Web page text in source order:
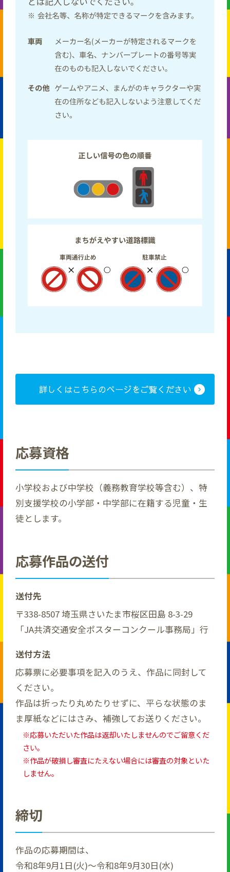
詳しくはこちらのページをご覧ください
応募資格
小学校および中学校（義務教育学校等含む）、特
別支援学校の小学部・中学部に在籍する児童・生
徒とします。
応募作品の送付
送付先
〒338-8507 埼玉県さいたま市桜区田島 8-3-29
「JA共済交通安全ポスターコンクール事務局」行
送付方法
応募票に必要事項を記入のうえ、作品に同封して
ください。
作品は折ったり丸めたりせずに、平らな状態のま
ま厚紙などにはさみ、補強してお送りください。
応募いただいた作品は返却いたしませんのでご留意くだ
さい。
作品が破損し審査にたえない場合には審査の対象といた
しません。
締切
作品の応募期間は、
令和8年9月1日(火)〜令和8年9月30日(水)